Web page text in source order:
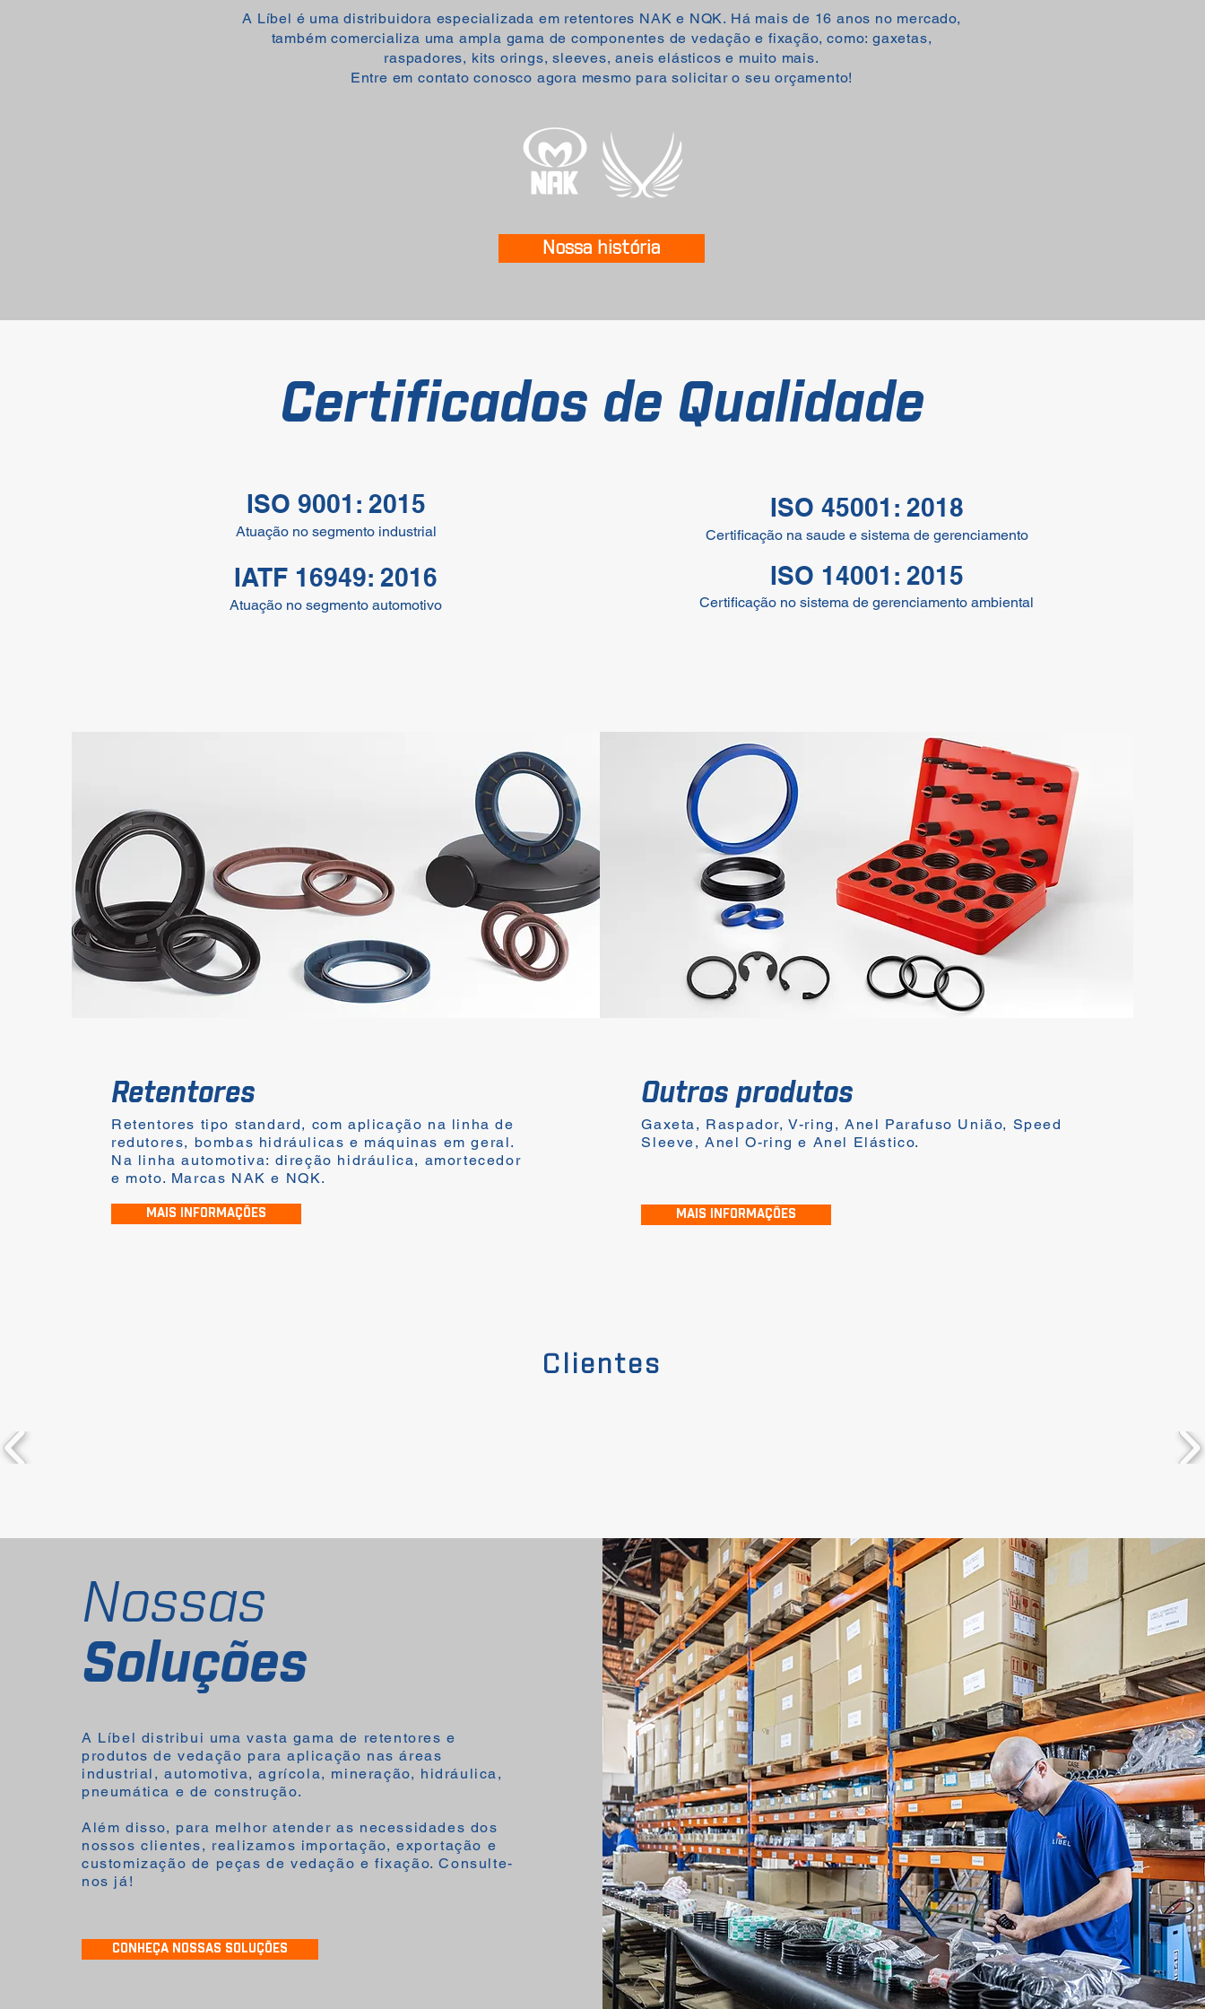
A Líbel é uma distribuidora especializada em retentores NAK e NQK. Há mais de 16 anos no mercado,
também comercializa uma ampla gama de componentes de vedação e fixação, como: gaxetas,
raspadores, kits orings, sleeves, aneis elásticos e muito mais.
Entre em contato conosco agora mesmo para solicitar o seu orçamento!
Nossa história
ISO 9001: 2015
Atuação no segmento industrial
IATF 16949: 2016
Atuação no segmento automotivo
ISO 45001: 2018
Certificação na saude e sistema de gerenciamento
ISO 14001: 2015
Certificação no sistema de gerenciamento ambiental
Certificados de Qualidade
Retentores
Retentores tipo standard, com aplicação na linha de
redutores, bombas hidráulicas e máquinas em geral.
Na linha automotiva: direção hidráulica, amortecedor
e moto. Marcas NAK e NQK.
MAIS INFORMAÇÕES
Outros produtos
Gaxeta, Raspador, V-ring, Anel Parafuso União, Speed
Sleeve, Anel O-ring e Anel Elástico.
MAIS INFORMAÇÕES
Clientes
Nossas
Soluções
A Líbel distribui uma vasta gama de retentores e
produtos de vedação para aplicação nas áreas
industrial, automotiva, agrícola, mineração, hidráulica,
pneumática e de construção.
Além disso, para melhor atender as necessidades dos
nossos clientes, realizamos importação, exportação e
customização de peças de vedação e fixação. Consulte-
nos já!
CONHEÇA NOSSAS SOLUÇÕES